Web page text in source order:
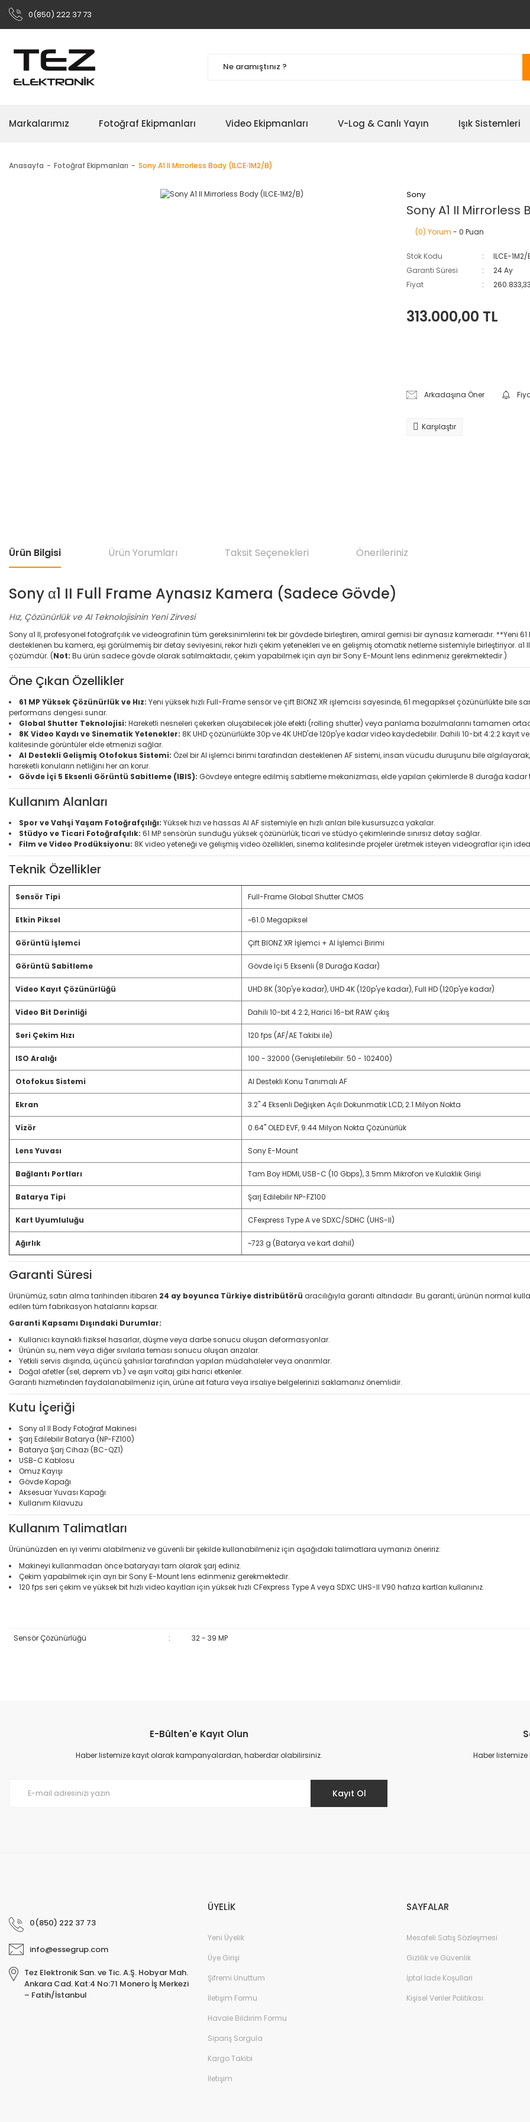
0(850) 222 37 73
Markalarımız Fotoğraf Ekipmanları Video Ekipmanları V-Log & Canlı Yayın Işık Sistemleri
Anasayfa Fotoğraf Ekipmanları Sony A1 II Mirrorless Body (ILCE‑1M2/B)
Sony
Sony A1 II Mirrorless
(0) Yorum - 0 Puan
Stok Kodu
ILCE-1M2/
Garanti Süresi
24 Ay
Fiyat
313.000,00 TL
Arkadaşına Öner
Karşılaştır
Ürün Bilgisi Ürün Yorumları Taksit Seçenekleri Önerileriniz
Sony α1 II Full Frame Aynasız Kamera (Sadece Gövde)
Hız, Çözünürlük ve AI Teknolojisinin Yeni Zirvesi
Sony α1 II, profesyonel fotoğrafçılık ve videografinin tüm gereksinimlerini tek bir gövdede birleştiren, amiral gemisi bir aynasız kameradır. **Yeni
desteklenen bu kamera, eşi görülmemiş bir detay seviyesini, rekor hızlı çekim yetenekleri ve en gelişmiş otomatik netleme sistemiyle birleştiriyor.
çözümdür. (Not: Bu ürün sadece gövde olarak satılmaktadır, çekim yapabilmek için ayrı bir Sony E-Mount lens edinmeniz gerekmektedir.)
Öne Çıkan Özellikler
61 MP Yüksek Çözünürlük ve Hız: Yeni yüksek hızlı Full-Frame sensör ve çift BIONZ XR işlemcisi sayesinde, 61 megapiksel çözünürlükte bile
performans dengesi sunar.
Global Shutter Teknolojisi: Hareketli nesneleri çekerken oluşabilecek jöle efekti (rolling shutter) veya panlama bozulmalarını tamamen
8K Video Kaydı ve Sinematik Yetenekler: 8K UHD çözünürlükte 30p ve 4K UHD'de 120p'ye kadar video kaydedebilir. Dahili 10-bit 4:2:2
kalitesinde görüntüler elde etmenizi sağlar.
AI Destekli Gelişmiş Otofokus Sistemi: Özel bir AI işlemci birimi tarafından desteklenen AF sistemi, insan vücudu duruşunu bile
hareketli konuların netliğini her an korur.
Gövde İçi 5 Eksenli Görüntü Sabitleme (IBIS): Gövdeye entegre edilmiş sabitleme mekanizması, elde yapılan çekimlerde 8 durağa
Kullanım Alanları
Spor ve Vahşi Yaşam Fotoğrafçılığı: Yüksek hızı ve hassas AI AF sistemiyle en hızlı anları bile kusursuzca yakalar.
Stüdyo ve Ticari Fotoğrafçılık: 61 MP sensörün sunduğu yüksek çözünürlük, ticari ve stüdyo çekimlerinde sınırsız detay sağlar.
Film ve Video Prodüksiyonu: 8K video yeteneği ve gelişmiş video özellikleri, sinema kalitesinde projeler üretmek isteyen videograflar için
Teknik Özellikler
Sensör Tipi Full-Frame Global Shutter CMOS
Etkin Piksel ~61.0 Megapiksel
Görüntü İşlemci Çift BIONZ XR İşlemci + AI İşlemci Birimi
Görüntü Sabitleme Gövde İçi 5 Eksenli (8 Durağa Kadar)
Video Kayıt Çözünürlüğü UHD 8K (30p'ye kadar), UHD 4K (120p'ye kadar), Full HD (120p'ye kadar)
Video Bit Derinliği Dahili 10-bit 4:2:2, Harici 16-bit RAW çıkış
Seri Çekim Hızı 120 fps (AF/AE Takibi ile)
ISO Aralığı 100 - 32000 (Genişletilebilir: 50 - 102400)
Otofokus Sistemi AI Destekli Konu Tanımalı AF
Ekran 3.2" 4 Eksenli Değişken Açılı Dokunmatik LCD, 2.1 Milyon Nokta
Vizör 0.64" OLED EVF, 9.44 Milyon Nokta Çözünürlük
Lens Yuvası Sony E-Mount
Bağlantı Portları Tam Boy HDMI, USB-C (10 Gbps), 3.5mm Mikrofon ve Kulaklık Girişi
Batarya Tipi Şarj Edilebilir NP-FZ100
Kart Uyumluluğu CFexpress Type A ve SDXC/SDHC (UHS-II)
Ağırlık ~723 g (Batarya ve kart dahil)
Garanti Süresi
Ürünümüz, satın alma tarihinden itibaren 24 ay boyunca Türkiye distribütörü aracılığıyla garanti altındadır. Bu garanti, ürünün normal
edilen tüm fabrikasyon hatalarını kapsar.
Garanti Kapsamı Dışındaki Durumlar:
Kullanıcı kaynaklı fiziksel hasarlar, düşme veya darbe sonucu oluşan deformasyonlar.
Ürünün su, nem veya diğer sıvılarla teması sonucu oluşan arızalar.
Yetkili servis dışında, üçüncü şahıslar tarafından yapılan müdahaleler veya onarımlar.
Doğal afetler (sel, deprem vb.) ve aşırı voltaj gibi harici etkenler.
Garanti hizmetinden faydalanabilmeniz için, ürüne ait fatura veya irsaliye belgelerinizi saklamanız önemlidir.
Kutu İçeriği
Sony α1 II Body Fotoğraf Makinesi
Şarj Edilebilir Batarya (NP-FZ100)
Batarya Şarj Cihazı (BC-QZ1)
USB-C Kablosu
Omuz Kayışı
Gövde Kapağı
Aksesuar Yuvası Kapağı
Kullanım Kılavuzu
Kullanım Talimatları
Ürününüzden en iyi verimi alabilmeniz ve güvenli bir şekilde kullanabilmeniz için aşağıdaki talimatlara uymanızı öneririz:
Makineyi kullanmadan önce bataryayı tam olarak şarj ediniz.
Çekim yapabilmek için ayrı bir Sony E-Mount lens edinmeniz gerekmektedir.
120 fps seri çekim ve yüksek bit hızlı video kayıtları için yüksek hızlı CFexpress Type A veya SDXC UHS-II V90 hafıza kartları kullanınız.
Sensör Çözünürlüğü : 32 - 39 MP
Ürün resmi kalitesiz, bozuk veya görüntülenemiyor.
Ürün açıklamasında eksik bilgiler bulunuyor.
E-Bülten'e Kayıt Olun
Haber listemize kayıt olarak kampanyalardan, haberdar olabilirsiniz.
Kayıt Ol
Haber
0(850) 222 37 73
info@essegrup.com
Tez Elektronik San. ve Tic. A.Ş. Hobyar Mah.
Ankara Cad. Kat:4 No:71 Monero İş Merkezi
– Fatih/İstanbul
ÜYELİK
Yeni Üyelik
Üye Girişi
Şifremi Unuttum
İletişim Formu
Havale Bildirim Formu
Sipariş Sorgula
Kargo Takibi
İletişim
SAYFALAR
Mesafeli Satış Sözleşmesi
Gizlilik ve Güvenlik
İptal İade Koşullari
Kişisel Veriler Politikası